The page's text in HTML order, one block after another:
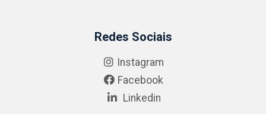
Redes Sociais
Instagram
Facebook
Linkedin